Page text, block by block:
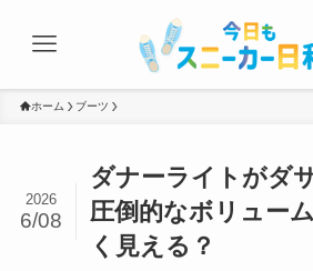
ホーム ブーツ
ダナーライトがダ
圧倒的なボリュー
く見える？
2026
6/08